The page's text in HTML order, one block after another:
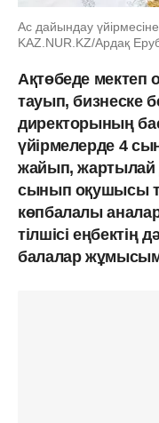
Ас дайындау
KAZ.NUR.KZ/Ардақ
Ақтөбеде мектеп
тауып, бизнеске
директорының
үйірмелерде 4
жайып, жартылай
сынып оқушысы
көпбалалы
тілшісі еңбектің
балалар